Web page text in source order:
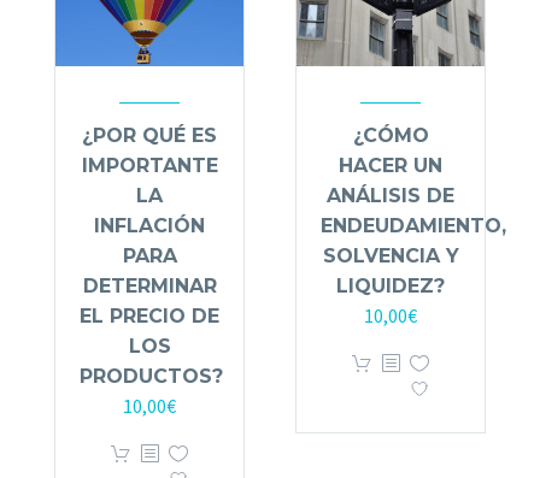
¿POR QUÉ ES
IMPORTANTE
LA
INFLACIÓN
PARA
DETERMINAR
EL PRECIO DE
LOS
PRODUCTOS?
10,00€
¿CÓMO
HACER UN
ANÁLISIS DE
ENDEUDAMIENTO,
SOLVENCIA Y
LIQUIDEZ?
10,00€